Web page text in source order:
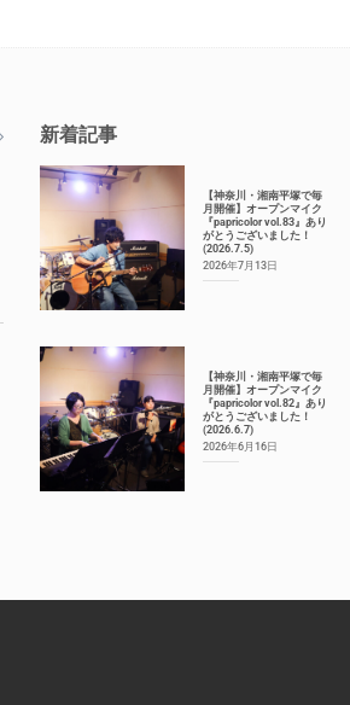
新着記事
【神奈川・湘南平塚で毎
月開催】オープンマイク
『papricolor vol.83』あり
がとうございました！
(2026.7.5)
2026年7月13日
【神奈川・湘南平塚で毎
月開催】オープンマイク
『papricolor vol.82』あり
がとうございました！
(2026.6.7)
2026年6月16日